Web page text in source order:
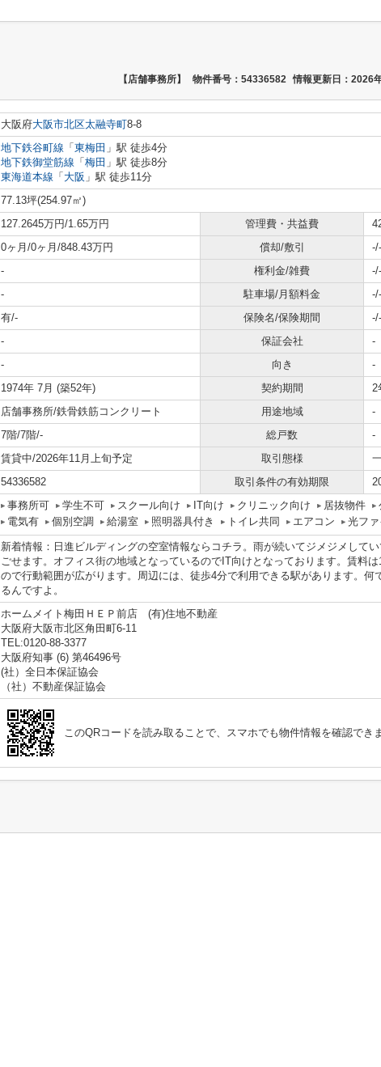
【店舗事務所】 物件番号：54336582 情報更新日：2026
大阪府大阪市北区太融寺町8-8
地下鉄谷町線 「 東梅田 」駅 徒歩4分
地下鉄御堂筋線 「 梅田 」駅 徒歩8分
東海道本線 「 大阪 」駅 徒歩11分
77.13坪(254.97㎡)
127.2645万円/1.65万円 管理費・共益費
0ヶ月/0ヶ月/848.43万円 償却/敷引
-/-
- 権利金/雑費
-/-
- 駐車場/月額料金
-/-
有/- 保険名/保険期間
-/-
- 保証会社
-
- 向き
-
1974年 7月 (築52年) 契約期間
2
店舗事務所/鉄骨鉄筋コンクリート 用途地域
-
7階/7階/- 総戸数
-
賃貸中/2026年11月上旬予定 取引態様
54336582 取引条件の有効期限
事務所可 学生不可 スクール向け IT向け クリニック向け 居抜物件
電気有
個別空調 給湯室 照明器具付き トイレ共同 エアコン 光フ
新着情報：日進ビルディングの空室情報ならコチラ。雨が続いてジメジメして
ごせます。オフィス街の地域となっているのでIT向けとなっております。賃料
ので行動範囲が広がります。周辺には、徒歩4分で利用できる駅があります。
るんですよ。
ホームメイト梅田ＨＥＰ前店 (有)住地不動産
大阪府大阪市北区角田町6-11
TEL:0120-88-3377
大阪府知事 (6) 第46496号
(社）全日本保証協会
（社）不動産保証協会
このQRコードを読み取ることで、スマホでも物件情報を確認でき